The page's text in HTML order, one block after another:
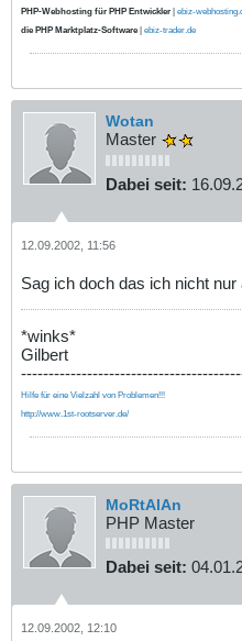
PHP-Webhosting für PHP Entwickler | ebiz-
die PHP Marktplatz-Software | ebiz-trader.de
Wotan
Master
Dabei seit:
12.09.2002, 11:56
Sag ich doch das ich nicht
*winks*
Gilbert
Hilfe für eine Vielzahl von Problemen!!!
http://www.1st-rootserver.de/
MoRtAlAn
PHP Master
Dabei seit:
12.09.2002, 12:10